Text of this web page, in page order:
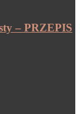
– PRZEPIS